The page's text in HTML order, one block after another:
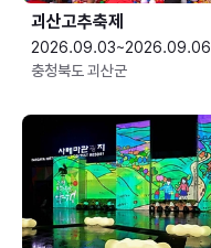
괴산고추축제
2026.09.03~2026.09.06
충청북도 괴산군